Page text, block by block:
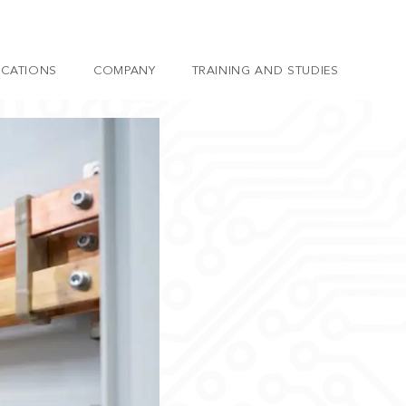
COMPANY TRAINING AND STUDIES